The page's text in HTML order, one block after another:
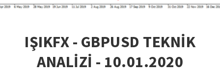
IŞIKFX - GBPUSD TEKNİK
ANALİZİ - 10.01.2020